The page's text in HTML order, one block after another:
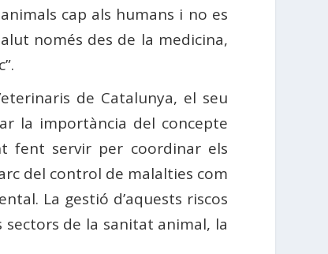
cap als humans i no es
només des de la medicina,
de Catalunya, el seu
la importància del concepte
fent servir per coordinar els
del control de malalties com
La gestió d’aquests riscos
de la sanitat animal, la